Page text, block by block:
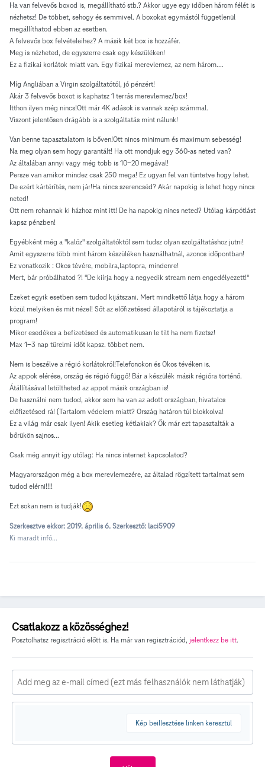
Ha van felvevős boxod is, megállítható stb.? Akkor ugye egy időben három félét is
nézhetsz! De többet, sehogy és semmivel. A boxokat egymástól függetlenül
megállíthatod ebben az esetben.
A felvevős box felvételeihez? A másik két box is hozzáfér.
Meg is nézheted, de egyszerre csak egy készüléken!
Ez a fizikai korlátok miatt van. Egy fizikai merevlemez, az nem három....
Míg Angliában a Virgin szolgáltatótól, jó pénzért!
Akár 3 felvevős boxot is kaphatsz 1 terrás merevlemez/box!
Itthon ilyen még nincs!Ott már 4K adások is vannak szép számmal.
Viszont jelentősen drágább is a szolgáltatás mint nálunk!
Van benne tapasztalatom is bőven!Ott nincs minimum és maximum sebesség!
Na meg olyan sem hogy garantált! Ha ott mondjuk egy 360-as neted van?
Az általában annyi vagy még tobb is 10-20 megával!
Persze van amikor mindez csak 250 mega! Ez ugyan fel van tüntetve hogy lehet.
De ezért kártérítés, nem jár!Ha nincs szerencséd? Akár napokig is lehet hogy nincs
neted!
Ott nem rohannak ki házhoz mint itt! De ha napokig nincs neted? Utólag kárpótlást
kapsz pénzben!
Egyébként még a "kalóz" szolgáltatóktól sem tudsz olyan szolgáltatáshoz jutni!
Amit egyszerre több mint három készüléken használhatnál, azonos időpontban!
Ez vonatkozik : Okos tévére, mobilra,laptopra, mindenre!
Mert, bár próbálhatod ?! "De kiírja hogy a negyedik stream nem engedélyezett!"
Ezeket egyik esetben sem tudod kijátszani. Mert mindkettő látja hogy a három
közül melyiken és mit nézel! Sőt az előfizetésed állapotáról is tájékoztatja a
program!
Mikor esedékes a befizetésed és automatikusan le tilt ha nem fizetsz!
Max 1-3 nap türelmi időt kapsz. többet nem.
Nem is beszélve a régió korlátokról!Telefonokon és Okos tévéken is.
Az appok elérése, ország és régió függő! Bár a készülék másik régióra történő.
Átállításával letöltheted az appot másik országban is!
De használni nem tudod, akkor sem ha van az adott országban, hivatalos
előfizetésed rá! (Tartalom védelem miatt? Ország határon túl blokkolva!
Ez a világ már csak ilyen! Akik esetleg kétlakiak? Ők már ezt tapasztalták a
bőrükön sajnos...
Csak még annyit így utólag: Ha nincs internet kapcsolatod?
Magyarországon még a box merevlemezére, az általad rögzített tartalmat sem
tudod elérni!!!!
Ezt sokan nem is tudják!
Szerkesztve ekkor: 2019. április 6. Szerkesztő: laci5909
Ki maradt infó...
Csatlakozz a közösséghez!
Posztolhatsz regisztráció előtt is. Ha már van regisztrációd, jelentkezz be itt.
Kép beillesztése linken keresztül